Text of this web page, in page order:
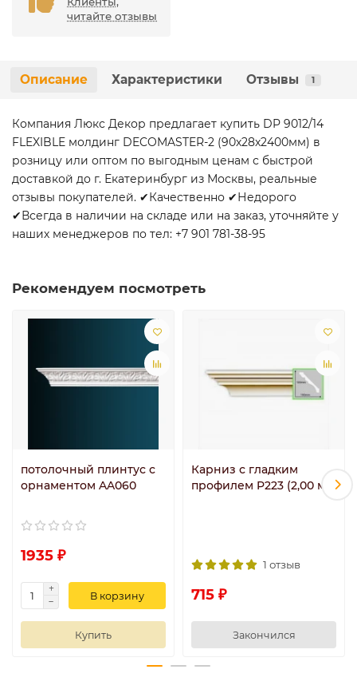
читайте отзывы
Описание Характеристики Отзывы 1
Компания Люкс Декор предлагает купить DP 9012/14
FLEXIBLE молдинг DECOMASTER-2 (90х28х2400мм) в
розницу или оптом по выгодным ценам с быстрой
доставкой до г. Екатеринбург из Москвы, реальные
отзывы покупателей. ✔Качественно ✔Недорого
✔Всегда в наличии на складе или на заказ, уточняйте у
наших менеджеров по тел: +7 901 781-38-95
Рекомендуем посмотреть
потолочный плинтус с
орнаментом AA060
1935 ₽
В корзину
Купить
Карниз с гладким
профилем P223 (2,00 м)
1 отзыв
715 ₽
Закончился